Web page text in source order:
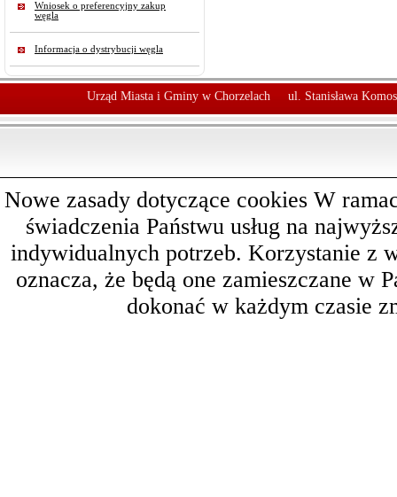
Wniosek o preferencyjny zakup
węgla
Informacja o dystrybucji węgla
Urząd Miasta i Gminy w Chorzelach ul. Stanisława
Nowe zasady dotyczące cookies W
świadczenia Państwu usług na
indywidualnych potrzeb. Korzystanie z
oznacza, że będą one zamieszczane w
dokonać w każdym czasie